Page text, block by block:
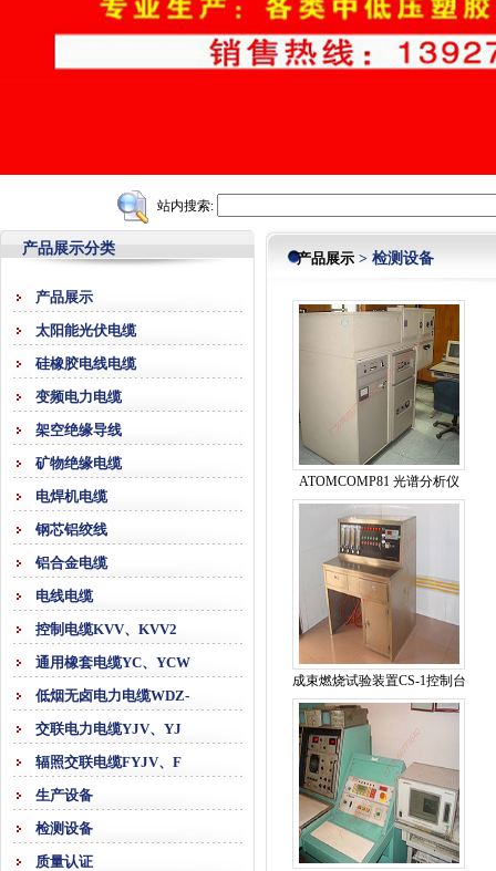
站内搜索:
产品展示分类
产品展示
太阳能光伏电缆
硅橡胶电线电缆
变频电力电缆
架空绝缘导线
矿物绝缘电缆
电焊机电缆
钢芯铝绞线
铝合金电缆
电线电缆
控制电缆KVV、KVV2
通用橡套电缆YC、YCW
低烟无卤电力电缆WDZ-
交联电力电缆YJV、YJ
辐照交联电缆FYJV、F
生产设备
检测设备
质量认证
产品展示 > 检测设备
ATOMCOMP81 光谱分析仪
成束燃烧试验装置CS-1控制台